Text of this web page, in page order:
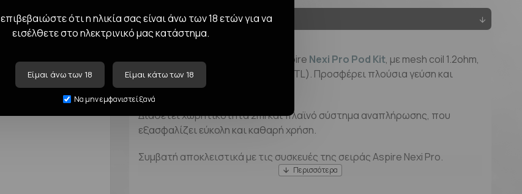
ότι η ηλικία σας είναι άνω των 18 ετών για να
εισέλθετε στο ηλεκτρινικό μας κατάστημα.
Είμαι άνω των 18 Είμαι κάτω των 18
Να μην εμφανιστεί ξανά
ΠΕΡΙΓΡΑΦΉ
Ανταλλακτική δεξαμενή για το Aspire Nexi Pro Pod Kit, με mesh coil 1.2ohm,
ιδανική για τσιγαρίσια τζούρα (MTL). Προσφέρει πλούσια γεύση και
ομαλή εμπειρία ατμίσματος.
Διαθέτει χωρητικότητα 2ml και πλαϊνό σύστημα αναπλήρωσης, που
εξασφαλίζει εύκολη και καθαρή χρήση.
Συμβατή αποκλειστικά με τις συσκευές της σειράς Aspire Nexi Pro.